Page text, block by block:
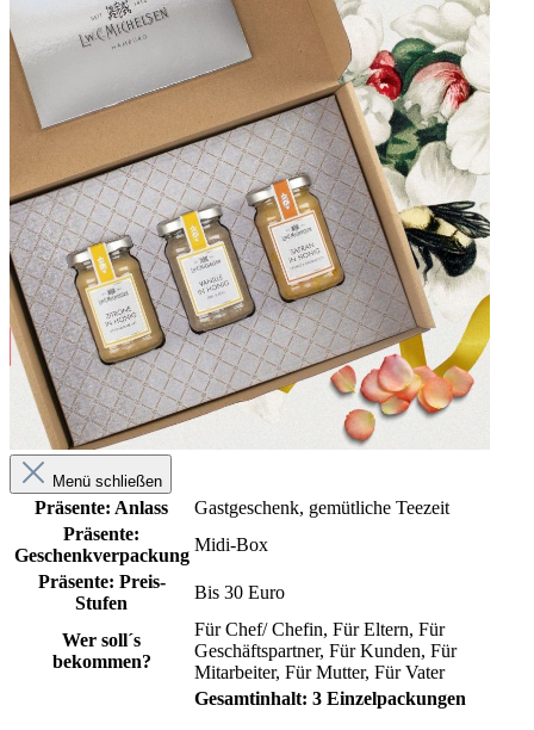
Menü schließen
Präsente: Anlass Gastgeschenk, gemütliche Teezeit
Präsente:
Geschenkverpackung
Midi-Box
Präsente: Preis-
Stufen
Bis 30 Euro
Wer soll´s
bekommen?
Für Chef/ Chefin, Für Eltern, Für
Geschäftspartner, Für Kunden, Für
Mitarbeiter, Für Mutter, Für Vater
Gesamtinhalt: 3 Einzelpackungen